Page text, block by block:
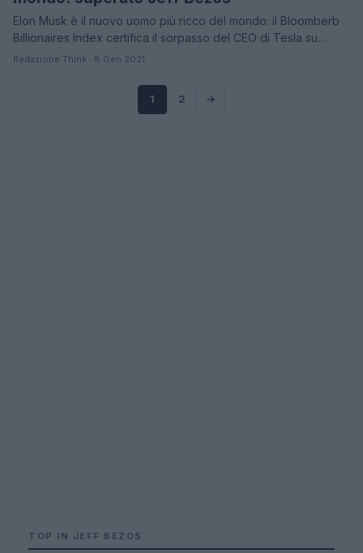
Elon Musk è il nuovo uomo più ricco del mondo: il Bloomberb
Billionaires Index certifica il sorpasso del CEO di Tesla su…
Redazione Think · 8 Gen 2021
1 2 →
TOP IN JEFF BEZOS